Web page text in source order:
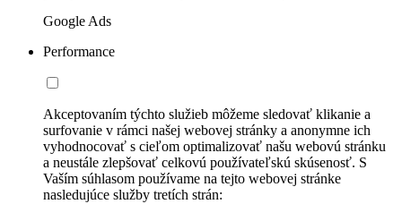
Google Ads
Performance
Akceptovaním týchto služieb môžeme sledovať klikanie a
surfovanie v rámci našej webovej stránky a anonymne ich
vyhodnocovať s cieľom optimalizovať našu webovú stránku
a neustále zlepšovať celkovú používateľskú skúsenosť. S
Vaším súhlasom používame na tejto webovej stránke
nasledujúce služby tretích strán: